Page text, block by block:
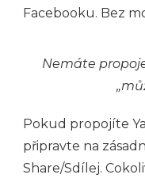
Facebooku. Bez
Nemáte
Pokud propojíte
připravte na
Share/Sdílej.